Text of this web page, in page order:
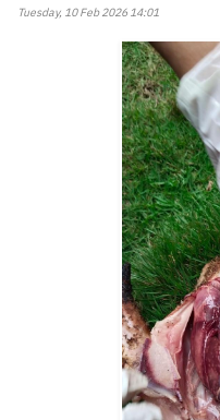
Tuesday, 10 Feb 2026 14:01